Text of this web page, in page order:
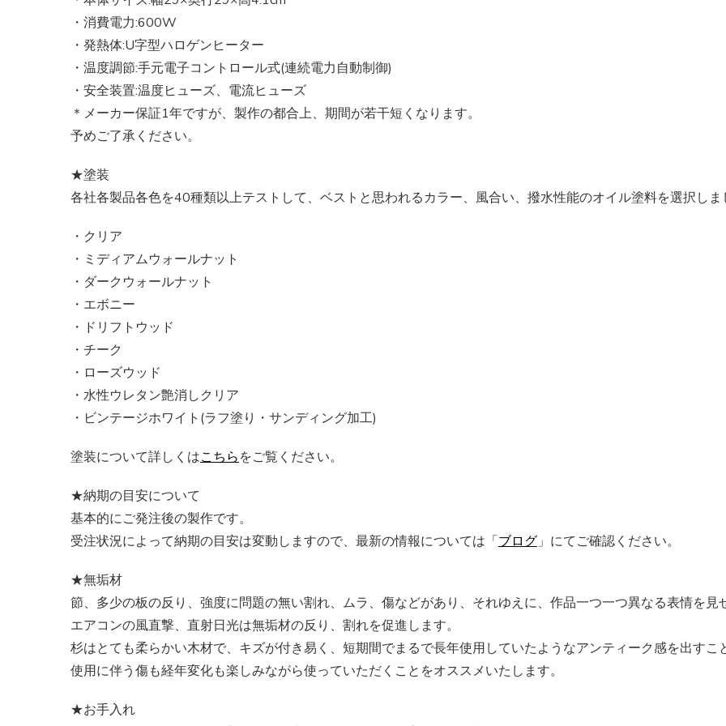
・消費電力:600W
・発熱体:U字型ハロゲンヒーター
・温度調節:手元電子コントロール式(連続電力自動制御)
・安全装置:温度ヒューズ、電流ヒューズ
＊メーカー保証1年ですが、製作の都合上、期間が若干短くなります。
予めご了承ください。
★塗装
各社各製品各色を40種類以上テストして、ベストと思われるカラー、風合い、撥水性能のオイル塗料を選択しま
・クリア
・ミディアムウォールナット
・ダークウォールナット
・エボニー
・ドリフトウッド
・チーク
・ローズウッド
・水性ウレタン艶消しクリア
・ビンテージホワイト(ラフ塗り・サンディング加工)
塗装について詳しくはこちらをご覧ください。
★納期の目安について
基本的にご発注後の製作です。
受注状況によって納期の目安は変動しますので、最新の情報については「ブログ 」にてご確認ください。
★無垢材
節、多少の板の反り、強度に問題の無い割れ、ムラ、傷などがあり、それゆえに、作品一つ一つ異なる表情を見
エアコンの風直撃、直射日光は無垢材の反り、割れを促進します。
杉はとても柔らかい木材で、キズが付き易く、短期間でまるで長年使用していたようなアンティーク感を出す
使用に伴う傷も経年変化も楽しみながら使っていただくことをオススメいたします。
★お手入れ